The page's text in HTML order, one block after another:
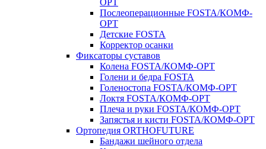
ОРТ
Послеоперационные FOSTA/КОМФ-
ОРТ
Детские FOSTA
Корректор осанки
Фиксаторы суставов
Колена FOSTA/КОМФ-ОРТ
Голени и бедра FOSTA
Голеностопа FOSTA/КОМФ-ОРТ
Локтя FOSTA/КОМФ-ОРТ
Плеча и руки FOSTA/КОМФ-ОРТ
Запястья и кисти FOSTA/КОМФ-ОРТ
Ортопедия ORTHOFUTURE
Бандажи шейного отдела